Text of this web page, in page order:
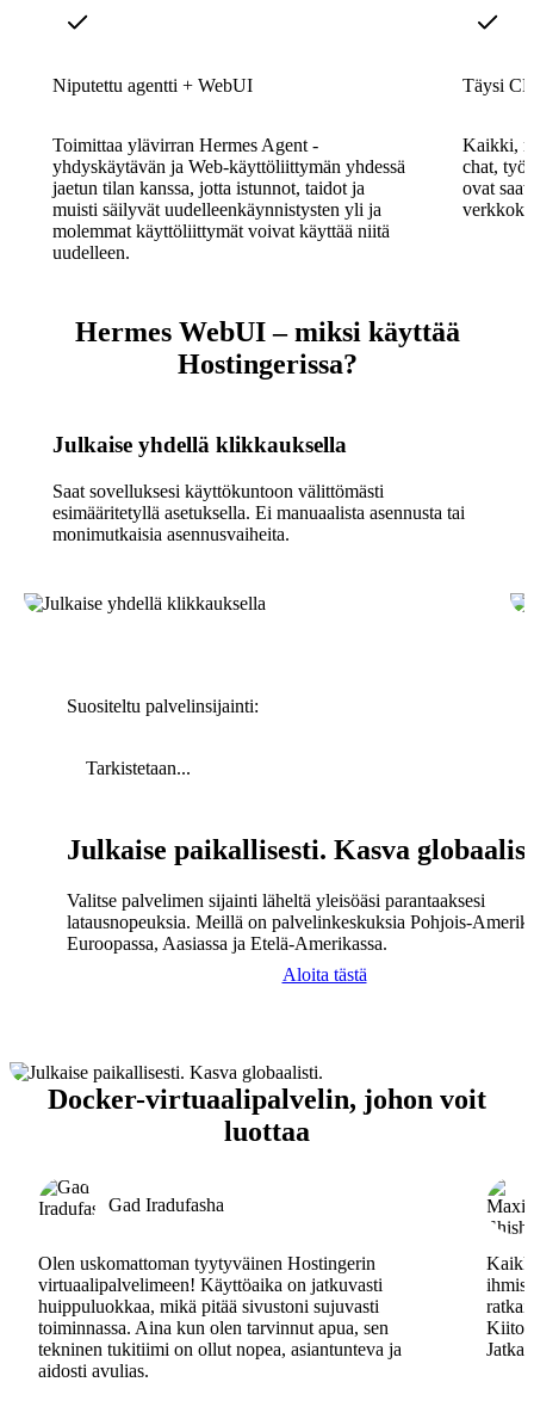
Niputettu agentti + WebUI
Toimittaa ylävirran Hermes Agent -
yhdyskäytävän ja Web-käyttöliittymän yhdessä
jaetun tilan kanssa, jotta istunnot, taidot ja
muisti säilyvät uudelleenkäynnistysten yli ja
molemmat käyttöliittymät voivat käyttää niitä
uudelleen.
Täysi
Kaikki,
chat,
ovat
Hermes WebUI – miksi käyttää
Hostingerissa?
Julkaise yhdellä klikkauksella
Saat sovelluksesi käyttökuntoon välittömästi
esimääritetyllä asetuksella. Ei manuaalista asennusta tai
monimutkaisia asennusvaiheita.
Suositeltu palvelinsijainti:
Tarkistetaan...
Julkaise paikallisesti. Kasva
Valitse palvelimen sijainti läheltä yleisöäsi parantaaksesi
latausnopeuksia. Meillä on palvelinkeskuksia Pohjois-
Euroopassa, Aasiassa ja Etelä-Amerikassa.
Aloita tästä
Docker-virtuaalipalvelin, johon voit
luottaa
Gad Iradufasha
Olen uskomattoman tyytyväinen Hostingerin
virtuaalipalvelimeen! Käyttöaika on jatkuvasti
huippuluokkaa, mikä pitää sivustoni sujuvasti
toiminnassa. Aina kun olen tarvinnut apua, sen
tekninen tukitiimi on ollut nopea, asiantunteva ja
aidosti avulias.
Kiitos